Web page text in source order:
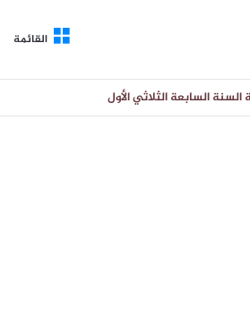
القائمة
السابعة الثلاثي الأول